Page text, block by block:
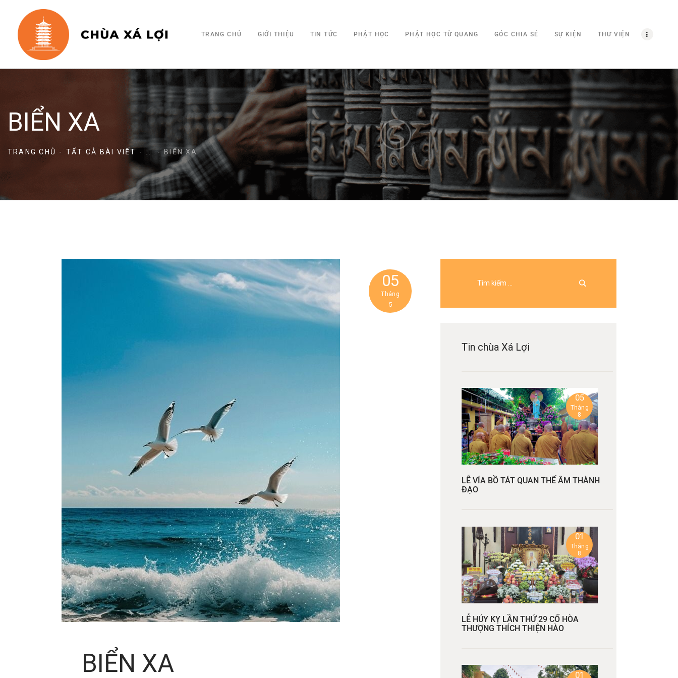
TRANG CHỦ GIỚI THIỆU TIN TỨC PHẬT HỌC PHẬT HỌC TỪ QUANG GÓC CHIA SẺ SỰ KIỆN THƯ VIỆN
BIỂN XA
TRANG CHỦ TẤT CẢ BÀI VIẾT ... BIỂN XA
05
Tháng
5
BIỂN XA
Tin chùa Xá Lợi
05
Tháng
8
LỄ VÍA BỒ TÁT QUAN THẾ ÂM THÀNH
ĐẠO
01
Tháng
8
LỄ HÚY KỴ LẦN THỨ 29 CỐ HÒA
THƯỢNG THÍCH THIỆN HÀO
01